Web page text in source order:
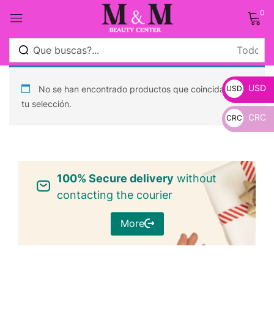
0
No se han encontrado productos que coincidan con
tu selección.
100% Secure delivery without
contacting the courier
More
USD
_
USD
CRC CRC
Sign in
Log in
Crear una cuenta